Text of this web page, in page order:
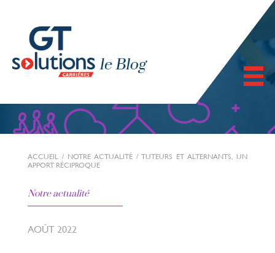
ACCUEIL/ NOTRE ACTUALITÉ/TUTEURS ET ALTERNANTS, UN
APPORT RÉCIPROQUE
Notre actualité
AOÛT 2022